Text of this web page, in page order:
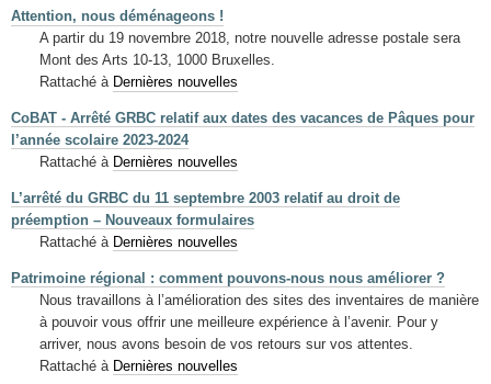
Attention, nous déménageons !
A partir du 19 novembre 2018, notre nouvelle adresse postale sera
Mont des Arts 10-13, 1000 Bruxelles.
Rattaché à Dernières nouvelles
CoBAT - Arrêté GRBC relatif aux dates des vacances de Pâques pour
l’année scolaire 2023-2024
Rattaché à Dernières nouvelles
L’arrêté du GRBC du 11 septembre 2003 relatif au droit de
préemption – Nouveaux formulaires
Rattaché à Dernières nouvelles
Patrimoine régional : comment pouvons-nous nous améliorer ?
Nous travaillons à l’amélioration des sites des inventaires de manière
à pouvoir vous offrir une meilleure expérience à l’avenir. Pour y
arriver, nous avons besoin de vos retours sur vos attentes.
Rattaché à Dernières nouvelles